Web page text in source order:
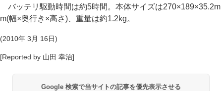
バッテリ駆動時間は約5時間。本体サイズは270×189×35.2m
m(幅×奥行き×高さ)、重量は約1.2kg。
(2010年 3月 16日)
[Reported by 山田 幸治]
Google 検索で当サイトの記事を優先表示させる